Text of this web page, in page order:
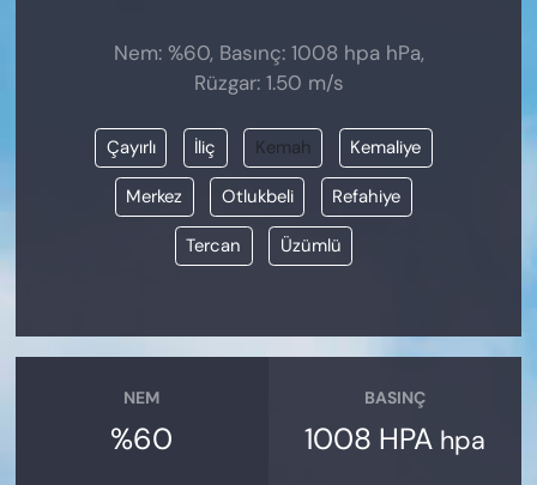
Nem: %60, Basınç: 1008 hpa hPa,
Rüzgar: 1.50 m/s
Çayırlı İliç Kemah Kemaliye
Merkez Otlukbeli Refahiye
Tercan Üzümlü
NEM
%60
BASINÇ
1008 HPA hpa
ÖZEL HABER
SİYASET
VAN VE DİYARBAKIR HABERLERİ